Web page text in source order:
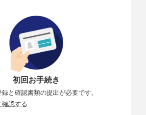
初回お手続き
と確認書類の提出が必要です。
確認する